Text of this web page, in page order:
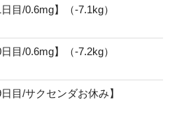
目/0.6mg】（-7.1kg）
目/0.6mg】（-7.2kg）
目/サクセンダお休み】